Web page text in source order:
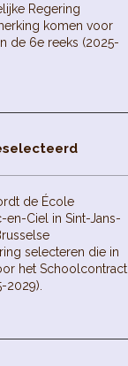
Regering
komen voor
de 6e reeks (2025-
de École
en-Ciel in Sint-Jans-
selecteren die in
het Schoolcontract
2029).